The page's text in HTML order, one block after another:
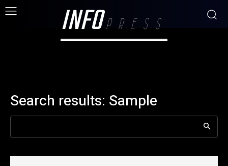
INFO PRESS
Search results: Sample